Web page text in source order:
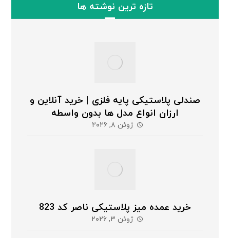
تازه ترین نوشته ها
صندلی پلاستیکی پایه فلزی | خرید آنلاین و
ارزان انواع مدل ها بدون واسطه
ژوئن ۸, ۲۰۲۶
خرید عمده میز پلاستیکی ناصر کد 823
ژوئن ۳, ۲۰۲۶